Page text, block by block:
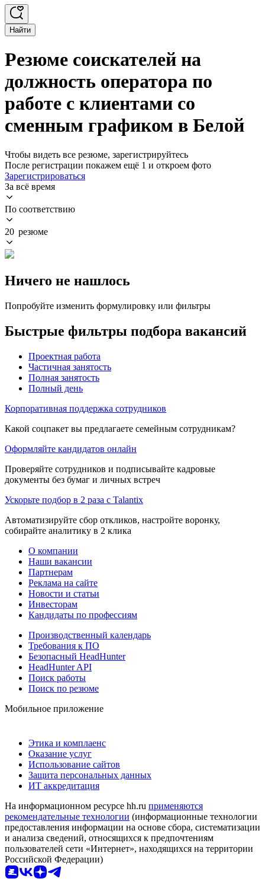
Найти
Резюме соискателей на
должность оператора по
работе с клиентами со
сменным графиком в Белой
Чтобы видеть все резюме, зарегистрируйтесь
После регистрации покажем ещё 1 и откроем фото
Зарегистрироваться
За всё время
По соответствию
20 резюме
Ничего не нашлось
Попробуйте изменить формулировку или фильтры
Быстрые фильтры подбора вакансий
Проектная работа
Частичная занятость
Полная занятость
Полный день
Корпоративная поддержка сотрудников
Какой соцпакет вы предлагаете семейным сотрудникам?
Оформляйте кандидатов онлайн
Проверяйте сотрудников и подписывайте кадровые
документы без бумаг и личных встреч
Ускорьте подбор в 2 раза с Talantix
Автоматизируйте сбор откликов, настройте воронку,
собирайте аналитику в 2 клика
О компании
Наши вакансии
Партнерам
Реклама на сайте
Новости и статьи
Инвесторам
Кандидаты по профессиям
Производственный календарь
Требования к ПО
Безопасный HeadHunter
HeadHunter API
Поиск работы
Поиск по резюме
Мобильное приложение
Этика и комплаенс
Оказание услуг
Использование сайтов
Защита персональных данных
ИТ аккредитация
На информационном ресурсе hh.ru применяются
рекомендательные технологии (информационные технологии
предоставления информации на основе сбора, систематизации
и анализа сведений, относящихся к предпочтениям
пользователей сети «Интернет», находящихся на территории
Российской Федерации)